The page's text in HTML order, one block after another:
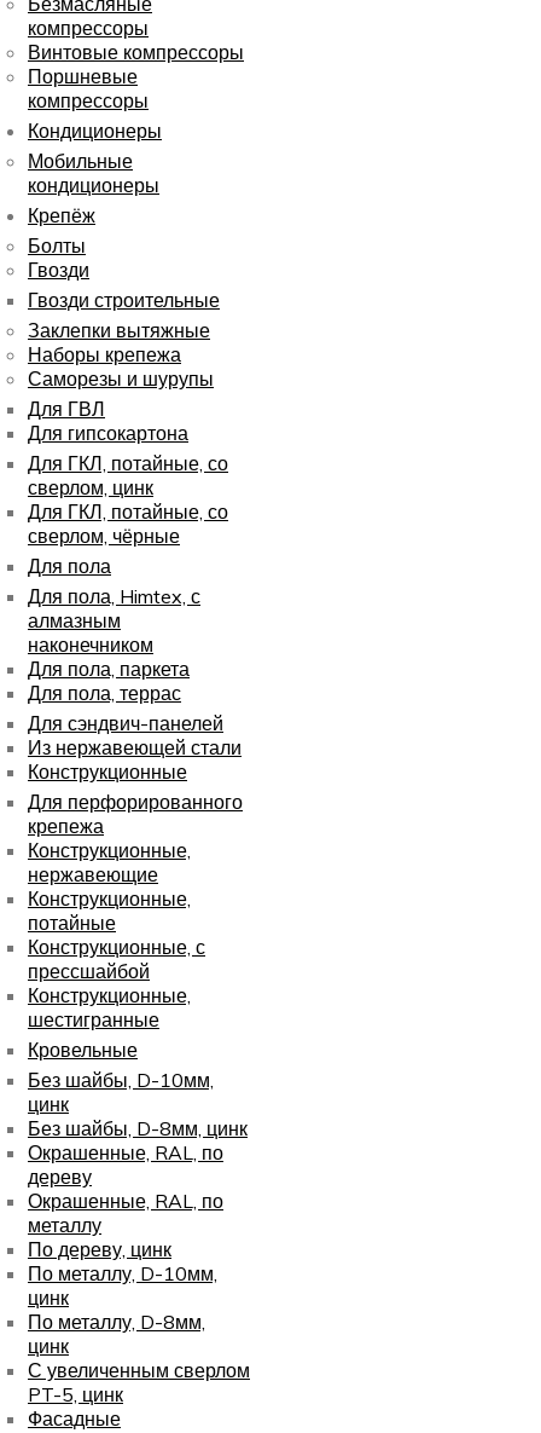
компрессоры
Винтовые компрессоры
Поршневые
компрессоры
Кондиционеры
Мобильные
кондиционеры
Крепёж
Болты
Гвозди
Гвозди строительные
Заклепки вытяжные
Наборы крепежа
Саморезы и шурупы
Для ГВЛ
Для гипсокартона
Для ГКЛ, потайные, со
сверлом, цинк
Для ГКЛ, потайные, со
сверлом, чёрные
Для пола
Для пола, Himtex, с
алмазным
наконечником
Для пола, паркета
Для пола, террас
Для сэндвич-панелей
Из нержавеющей стали
Конструкционные
Для перфорированного
крепежа
Конструкционные,
нержавеющие
Конструкционные,
потайные
Конструкционные, с
прессшайбой
Конструкционные,
шестигранные
Кровельные
Без шайбы, D-10мм,
цинк
Без шайбы, D-8мм, цинк
Окрашенные, RAL, по
дереву
Окрашенные, RAL, по
металлу
По дереву, цинк
По металлу, D-10мм,
цинк
По металлу, D-8мм,
цинк
С увеличенным сверлом
PT-5, цинк
Фасадные